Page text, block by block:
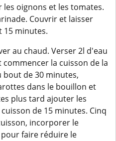
les oignons et les tomates.
Couvrir et laisser
15 minutes.
au chaud. Verser 2l d'eau
la cuisson de la
bout de 30 minutes,
dans le bouillon et
plus tard ajouter les
de 15 minutes. Cinq
incorporer le
faire réduire le